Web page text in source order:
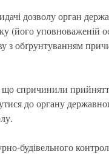
дозволу орган
(його уповноваженій
з обґрунтуванням
що спричинили
до органу
будівельного